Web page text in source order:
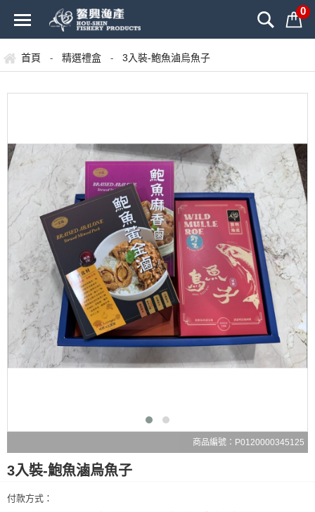
0
首頁 - 精選禮盒 - 3入裝-鮑魚滷烏魚子
商品編號：P0120000345125
3入裝-鮑魚滷烏魚子
付款方式：